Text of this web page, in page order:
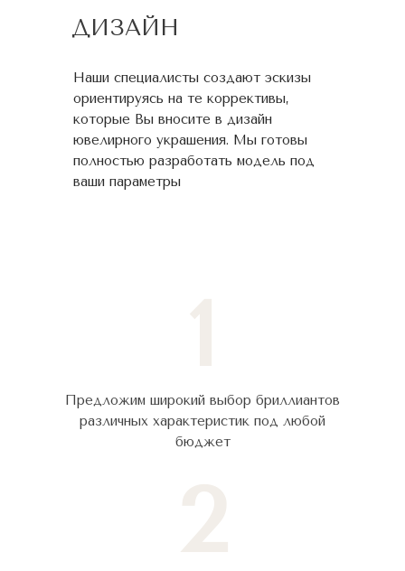
ДИЗАЙН
Наши специалисты создают эскизы
ориентируясь на те коррективы,
которые Вы вносите в дизайн
ювелирного украшения. Мы готовы
полностью разработать модель под
ваши параметры
Предложим широкий выбор бриллиантов
различных характеристик под любой
бюджет